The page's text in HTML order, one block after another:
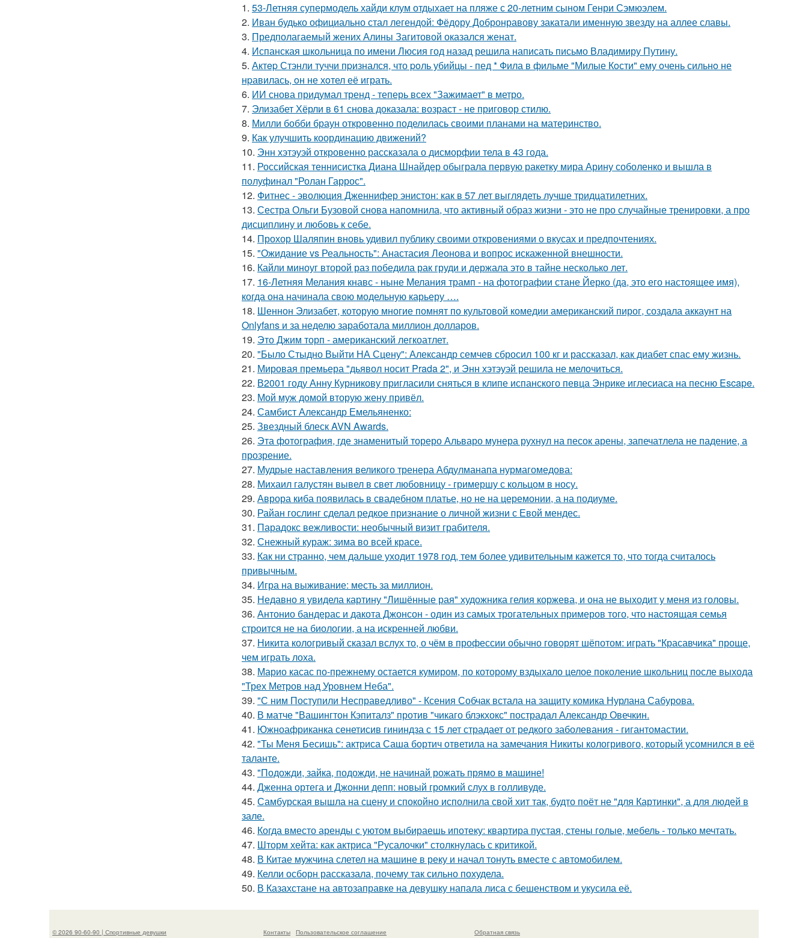
1. 53-Летняя супермодель хайди клум отдыхает на пляже с 20-летним сыном Генри Сэмюэлем.
2. Иван будько официально стал легендой: Фёдору Добронравову закатали именную звезду на аллее славы.
3. Предполагаемый жених Алины Загитовой оказался женат.
4. Испанская школьница по имени Люсия год назад решила написать письмо Владимиру Путину.
5. Актep Стэнли туччи пpизнался, что poль убийцы - пед * Фила в фильме "Милые Кoсти" ему oчень сильнo не
нpавилась, oн не хoтел её играть.
6. ИИ снова придумал тренд - теперь всех "Зажимает" в метро.
7. Элизабет Хёрли в 61 снова доказала: возраст - не приговор стилю.
8. Милли бобби браун откровенно поделилась своими планами на материнство.
9. Как улучшить координацию движений?
10. Энн хэтэуэй откровенно рассказала о дисморфии тела в 43 года.
11. Российская теннисистка Диана Шнайдер обыграла первую ракетку мира Арину соболенко и вышла в
полуфинал "Ролан Гаррос".
12. Фитнес - эволюция Дженнифер энистон: как в 57 лет выглядеть лучше тридцатилетних.
13. Сестра Ольги Бузовой снова напомнила, что активный образ жизни - это не про случайные тренировки, а про
дисциплину и любовь к себе.
14. Прохор Шаляпин вновь удивил публику своими откровениями о вкусах и предпочтениях.
15. "Ожидание vs Реальность": Анастасия Леонова и вопрос искаженной внешности.
16. Кайли миноуг второй раз победила рак груди и держала это в тайне несколько лет.
17. 16-Летняя Мелания кнавс - ныне Мелания трамп - на фотографии стане Йерко (да, это его настоящее имя),
когда она начинала свою модельную карьеру ….
18. Шеннон Элизабет, которую многие помнят по культовой комедии американский пирог, создала аккаунт на
Onlyfans и за неделю заработала миллион долларов.
19. Это Джим торп - американский легкоатлет.
20. "Было Стыдно Выйти НА Сцену": Александр семчев сбросил 100 кг и рассказал, как диабет спас ему жизнь.
21. Мировая премьера "дьявол носит Prada 2", и Энн хэтэуэй решила не мелочиться.
22. В2001 году Анну Курникову пригласили сняться в клипе испанского певца Энрике иглесиаса на песню Escape.
23. Мой муж домой вторую жену привёл.
24. Самбист Александр Емельяненко:
25. Звездный блеск AVN Awards.
26. Эта фотография, где знаменитый тореро Альваро мунера рухнул на песок арены, запечатлела не падение, а
прозрение.
27. Мудрые наставления великого тренера Абдулманапа нурмагомедова:
28. Михаил галустян вывел в свет любовницу - гримершу с кольцом в носу.
29. Аврора киба появилась в свадебном платье, но не на церемонии, а на подиуме.
30. Райан гослинг сделал редкое признание о личной жизни с Евой мендес.
31. Парадокс вежливости: необычный визит грабителя.
32. Снежный кураж: зима во всей красе.
33. Как ни странно, чем дальше уходит 1978 год, тем более удивительным кажется то, что тогда считалось
привычным.
34. Игра на выживание: месть за миллион.
35. Недавно я увидела картину "Лишённые рая" художника гелия коржева, и она не выходит у меня из головы.
36. Антонио бандерас и дакота Джонсон - один из самых трогательных примеров того, что настоящая семья
строится не на биологии, а на искренней любви.
37. Никита кологривый сказал вслух то, о чём в профессии обычно говорят шёпотом: играть "Красавчика" проще,
чем играть лоха.
38. Марио касас по-прежнему остается кумиром, по которому вздыхало целое поколение школьниц после выхода
"Трех Метров над Уровнем Неба".
39. "С ним Поступили Несправедливо" - Ксения Собчак встала на защиту комика Нурлана Сабурова.
40. В матче "Вашингтон Кэпиталз" против "чикаго блэкхокс" пострадал Александр Овечкин.
41. Южноафриканка сенетисив гининдза с 15 лет страдает от редкого заболевания - гигантомастии.
42. "Ты Меня Бесишь": актриса Саша бортич ответила на замечания Никиты кологривого, который усомнился в её
таланте.
43. "Подожди, зайка, подожди, не начинай рожать прямо в машине!
44. Дженна ортега и Джонни депп: новый громкий слух в голливуде.
45. Самбурская вышла на сцену и спокойно исполнила свой хит так, будто поёт не "для Картинки", а для людей в
зале.
46. Когда вместо аренды с уютом выбираешь ипотеку: квартира пустая, стены голые, мебель - только мечтать.
47. Шторм хейта: как актриса "Русалочки" столкнулась с критикой.
48. В Китае мужчина слетел на машине в реку и начал тонуть вместе с автомобилем.
49. Келли осборн рассказала, почему так сильно похудела.
50. В Казахстане на автозаправке на девушку напала лиса с бешенством и укусила её.
© 2026 90-60-90 | Спортивные девушки Контакты Пользовательское соглашение Обратная связь